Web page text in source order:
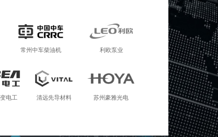
常州中车柴油机 利欧泵业
电工 清远先导材料 苏州豪雅光电